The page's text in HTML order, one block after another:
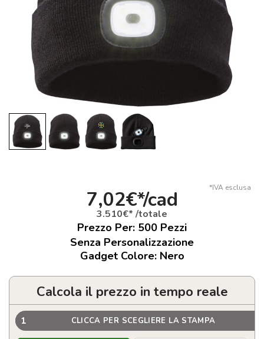
*IVA esclusa
7,02€*/cad
3.510€* /totale
Prezzo Per: 500 Pezzi
Senza Personalizzazione
Gadget Colore: Nero
Calcola il prezzo in tempo reale
1 CLICCA PER SCEGLIERE LA STAMPA